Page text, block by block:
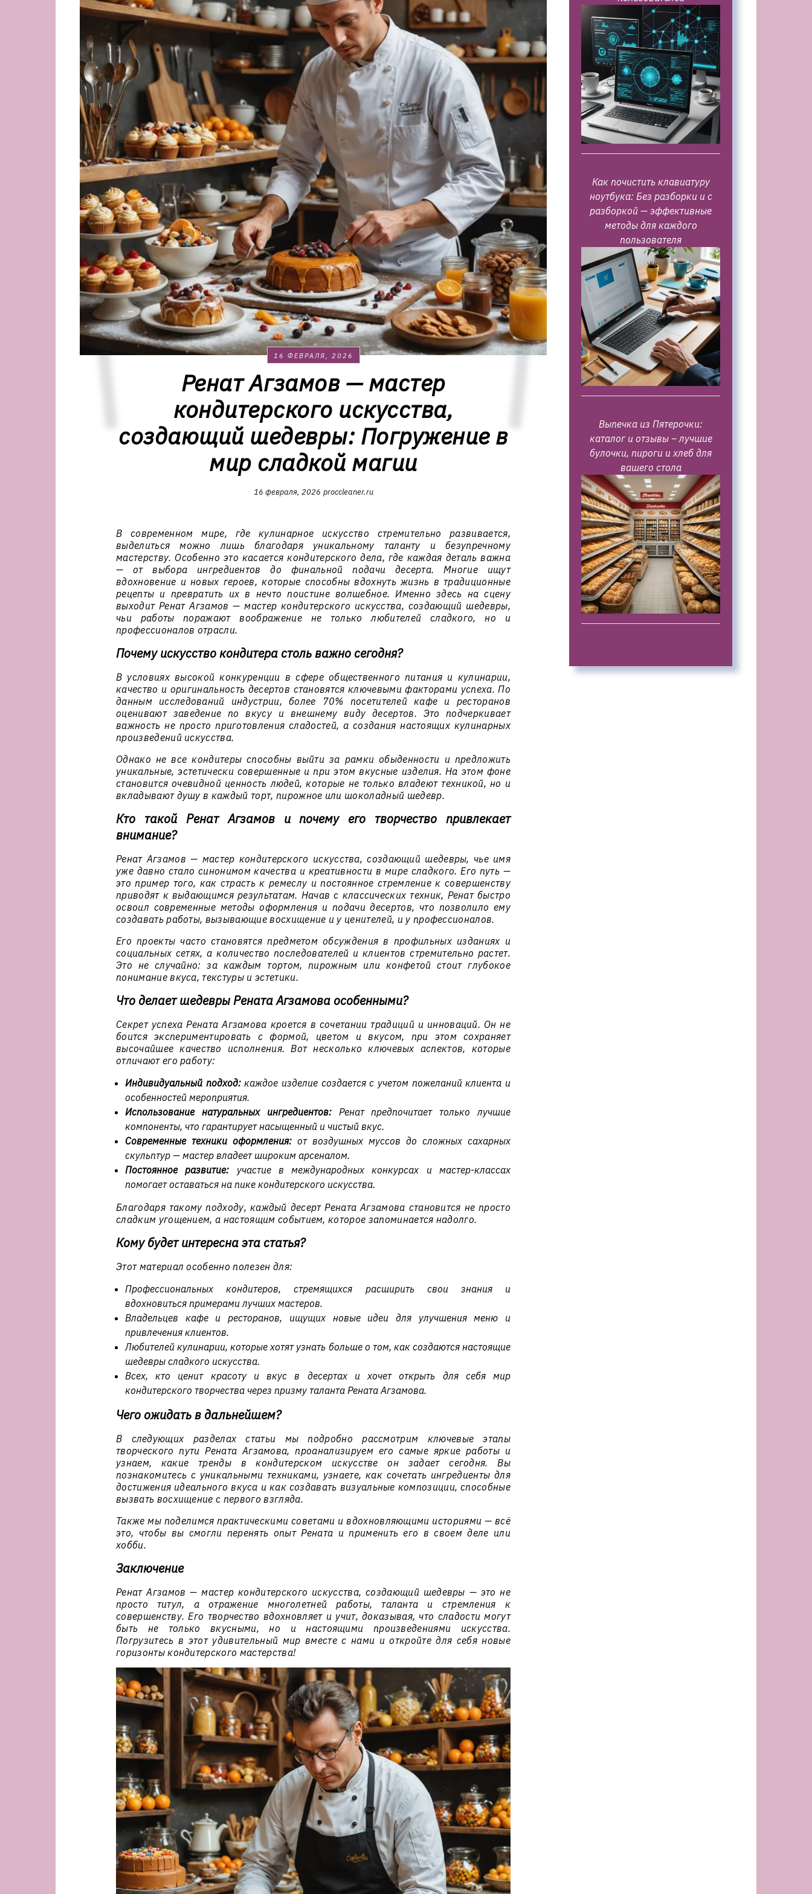
16 ФЕВРАЛЯ, 2026
Ренат Агзамов — мастер
кондитерского искусства,
создающий шедевры: Погружение в
мир сладкой магии
16 февраля, 2026 proccleaner.ru
В современном мире, где кулинарное искусство стремительно развивается,
выделиться можно лишь благодаря уникальному таланту и безупречному
мастерству. Особенно это касается кондитерского дела, где каждая деталь важна
— от выбора ингредиентов до финальной подачи десерта. Многие ищут
вдохновение и новых героев, которые способны вдохнуть жизнь в традиционные
рецепты и превратить их в нечто поистине волшебное. Именно здесь на сцену
выходит Ренат Агзамов — мастер кондитерского искусства, создающий шедевры,
чьи работы поражают воображение не только любителей сладкого, но и
профессионалов отрасли.
Почему искусство кондитера столь важно сегодня?
В условиях высокой конкуренции в сфере общественного питания и кулинарии,
качество и оригинальность десертов становятся ключевыми факторами успеха. По
данным исследований индустрии, более 70% посетителей кафе и ресторанов
оценивают заведение по вкусу и внешнему виду десертов. Это подчеркивает
важность не просто приготовления сладостей, а создания настоящих кулинарных
произведений искусства.
Однако не все кондитеры способны выйти за рамки обыденности и предложить
уникальные, эстетически совершенные и при этом вкусные изделия. На этом фоне
становится очевидной ценность людей, которые не только владеют техникой, но и
вкладывают душу в каждый торт, пирожное или шоколадный шедевр.
Кто такой Ренат Агзамов и почему его творчество привлекает
внимание?
Ренат Агзамов — мастер кондитерского искусства, создающий шедевры, чье имя
уже давно стало синонимом качества и креативности в мире сладкого. Его путь —
это пример того, как страсть к ремеслу и постоянное стремление к совершенству
приводят к выдающимся результатам. Начав с классических техник, Ренат быстро
освоил современные методы оформления и подачи десертов, что позволило ему
создавать работы, вызывающие восхищение и у ценителей, и у профессионалов.
Его проекты часто становятся предметом обсуждения в профильных изданиях и
социальных сетях, а количество последователей и клиентов стремительно растет.
Это не случайно: за каждым тортом, пирожным или конфетой стоит глубокое
понимание вкуса, текстуры и эстетики.
Что делает шедевры Рената Агзамова особенными?
Секрет успеха Рената Агзамова кроется в сочетании традиций и инноваций. Он не
боится экспериментировать с формой, цветом и вкусом, при этом сохраняет
высочайшее качество исполнения. Вот несколько ключевых аспектов, которые
отличают его работу:
Индивидуальный подход:каждое изделие создается с учетом пожеланий клиента и
особенностей мероприятия.
Использование натуральных ингредиентов:Ренат предпочитает только лучшие
компоненты, что гарантирует насыщенный и чистый вкус.
Современные техники оформления: от воздушных муссов до сложных сахарных
скульптур — мастер владеет широким арсеналом.
Постоянное развитие: участие в международных конкурсах и мастер-классах
помогает оставаться на пике кондитерского искусства.
Благодаря такому подходу, каждый десерт Рената Агзамова становится не просто
сладким угощением, а настоящим событием, которое запоминается надолго.
Кому будет интересна эта статья?
Этот материал особенно полезен для:
Профессиональных кондитеров, стремящихся расширить свои знания и
вдохновиться примерами лучших мастеров.
Владельцев кафе и ресторанов, ищущих новые идеи для улучшения меню и
привлечения клиентов.
Любителей кулинарии, которые хотят узнать больше о том, как создаются настоящие
шедевры сладкого искусства.
Всех, кто ценит красоту и вкус в десертах и хочет открыть для себя мир
кондитерского творчества через призму таланта Рената Агзамова.
Чего ожидать в дальнейшем?
В следующих разделах статьи мы подробно рассмотрим ключевые этапы
творческого пути Рената Агзамова, проанализируем его самые яркие работы и
узнаем, какие тренды в кондитерском искусстве он задает сегодня. Вы
познакомитесь с уникальными техниками, узнаете, как сочетать ингредиенты для
достижения идеального вкуса и как создавать визуальные композиции, способные
вызвать восхищение с первого взгляда.
Также мы поделимся практическими советами и вдохновляющими историями — всё
это, чтобы вы смогли перенять опыт Рената и применить его в своем деле или
хобби.
Заключение
Ренат Агзамов — мастер кондитерского искусства, создающий шедевры — это не
просто титул, а отражение многолетней работы, таланта и стремления к
совершенству. Его творчество вдохновляет и учит, доказывая, что сладости могут
быть не только вкусными, но и настоящими произведениями искусства.
Погрузитесь в этот удивительный мир вместе с нами и откройте для себя новые
горизонты кондитерского мастерства!
Как почистить клавиатуру
ноутбука: Без разборки и с
разборкой — эффективные
методы для каждого
пользователя
Выпечка из Пятерочки:
каталог и отзывы – лучшие
булочки, пироги и хлеб для
вашего стола